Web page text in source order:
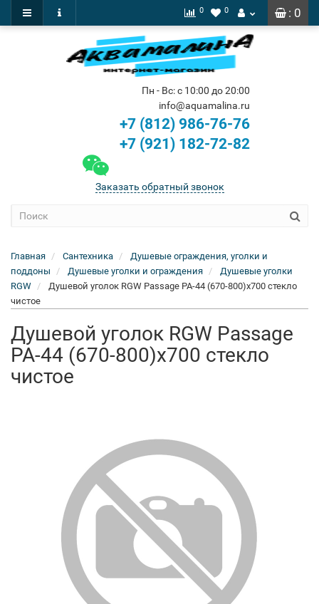
: 0
0 0
Пн - Вс: с 10:00 до 20:00
info@aquamalina.ru
+7 (812) 986-76-76
+7 (921) 182-72-82
Заказать обратный звонок
Главная Сантехника
Душевые ограждения, уголки и
поддоны
Душевые уголки и ограждения
Душевые уголки
RGW
Душевой уголок RGW Passage PA-44 (670-800)х700 стекло
чистое
Душевой уголок RGW Passage
PA-44 (670-800)х700 стекло
чистое